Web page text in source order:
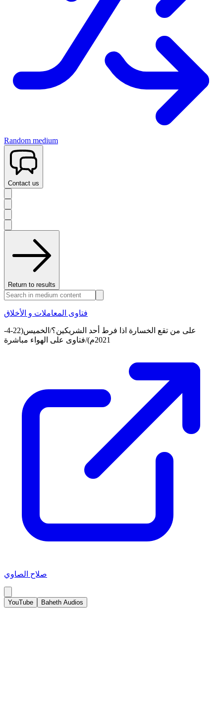
Random medium
Contact us
Return to results
فتاوى المعاملات و الأخلاق
على من تقع الخسارة اذا فرط أحد الشريكين؟/الخميس(22-4-
2021م)/فتاوى على الهواء مباشرة
صلاح الصاوي
YouTube Baheth Audios